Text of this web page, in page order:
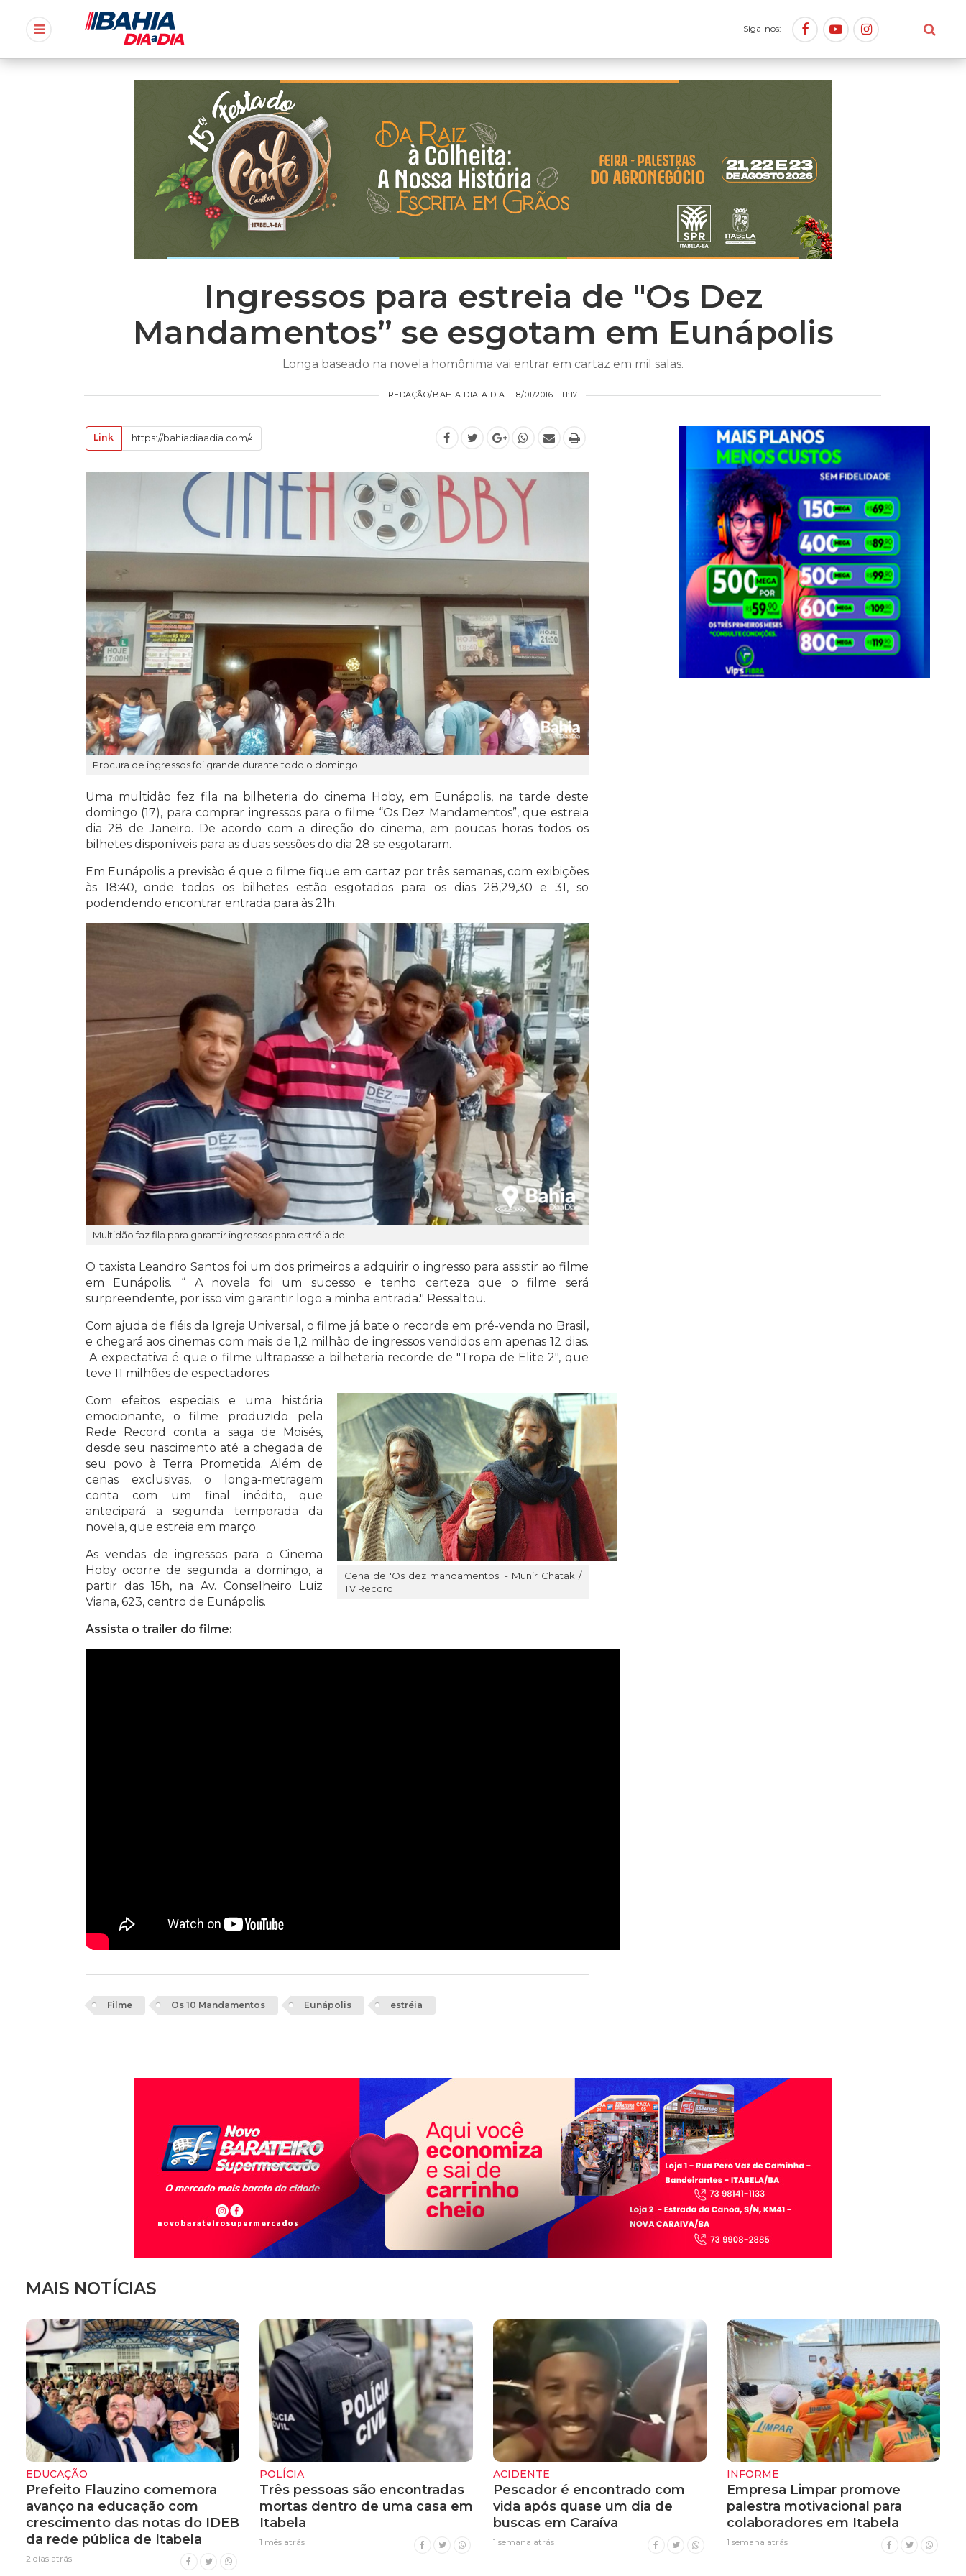
Siga-nos:
Ingressos para estreia de "Os Dez
Mandamentos” se esgotam em Eunápolis
Longa baseado na novela homônima vai entrar em cartaz em mil salas.
REDAÇÃO/BAHIA DIA A DIA - 18/01/2016 - 11:17
Link
Procura de ingressos foi grande durante todo o domingo
Uma multidão fez fila na bilheteria do cinema Hoby, em Eunápolis, na tarde deste
domingo (17), para comprar ingressos para o filme “Os Dez Mandamentos”, que estreia
dia 28 de Janeiro. De acordo com a direção do cinema, em poucas horas todos os
bilhetes disponíveis para as duas sessões do dia 28 se esgotaram.
Em Eunápolis a previsão é que o filme fique em cartaz por três semanas, com exibições
às 18:40, onde todos os bilhetes estão esgotados para os dias 28,29,30 e 31, so
podendendo encontrar entrada para às 21h.
Multidão faz fila para garantir ingressos para estréia de
O taxista Leandro Santos foi um dos primeiros a adquirir o ingresso para assistir ao filme
em Eunápolis. “ A novela foi um sucesso e tenho certeza que o filme será
surpreendente, por isso vim garantir logo a minha entrada." Ressaltou.
Com ajuda de fiéis da Igreja Universal, o filme já bate o recorde em pré-venda no Brasil,
e chegará aos cinemas com mais de 1,2 milhão de ingressos vendidos em apenas 12 dias.
A expectativa é que o filme ultrapasse a bilheteria recorde de "Tropa de Elite 2", que
teve 11 milhões de espectadores.
Cena de 'Os dez mandamentos' - Munir Chatak /
TV Record
Com efeitos especiais e uma história
emocionante, o filme produzido pela
Rede Record conta a saga de Moisés,
desde seu nascimento até a chegada de
seu povo à Terra Prometida. Além de
cenas exclusivas, o longa-metragem
conta com um final inédito, que
antecipará a segunda temporada da
novela, que estreia em março.
As vendas de ingressos para o Cinema
Hoby ocorre de segunda a domingo, a
partir das 15h, na Av. Conselheiro Luiz
Viana, 623, centro de Eunápolis.
Assista o trailer do filme:
Filme Os 10 Mandamentos Eunápolis estréia
MAIS NOTÍCIAS
EDUCAÇÃO
Prefeito Flauzino comemora
avanço na educação com
crescimento das notas do IDEB
da rede pública de Itabela
2 dias atrás
POLÍCIA
Três pessoas são encontradas
mortas dentro de uma casa em
Itabela
1 mês atrás
ACIDENTE
Pescador é encontrado com
vida após quase um dia de
buscas em Caraíva
1 semana atrás
INFORME
Empresa Limpar promove
palestra motivacional para
colaboradores em Itabela
1 semana atrás